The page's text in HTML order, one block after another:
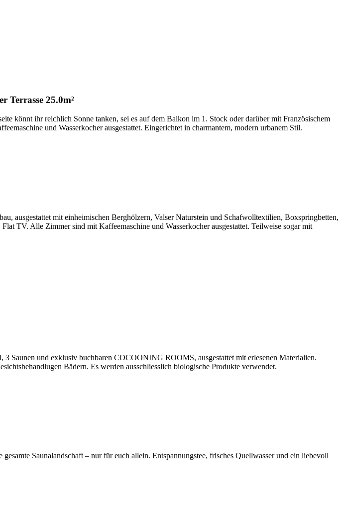
Terrasse 25.0m²
ihr reichlich Sonne tanken, sei es auf dem Balkon im 1. Stock oder darüber mit Französischem
und Wasserkocher ausgestattet. Eingerichtet in charmantem, modern urbanem Stil.
ausgestattet mit einheimischen Berghölzern, Valser Naturstein und Schafwolltextilien, Boxspringbetten,
TV. Alle Zimmer sind mit Kaffeemaschine und Wasserkocher ausgestattet. Teilweise sogar mit
Saunen und exklusiv buchbaren COCOONING ROOMS, ausgestattet mit erlesenen Materialien.
Bädern. Es werden ausschliesslich biologische Produkte verwendet.
Saunalandschaft – nur für euch allein. Entspannungstee, frisches Quellwasser und ein liebevoll